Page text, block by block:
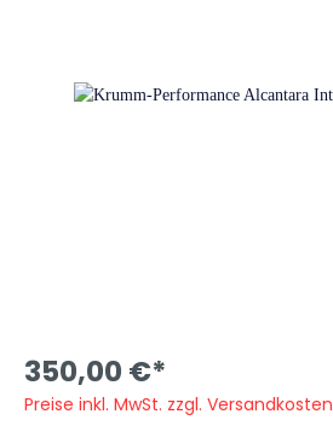
350,00 €*
Preise inkl. MwSt. zzgl. Versandkosten